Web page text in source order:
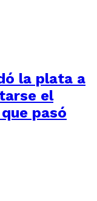
la plata a
el
pasó